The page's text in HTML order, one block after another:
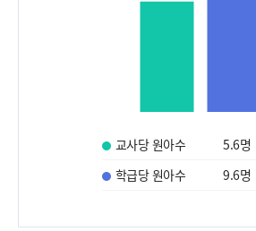
교사당 원아수 5.6명
학급당 원아수
9.6명